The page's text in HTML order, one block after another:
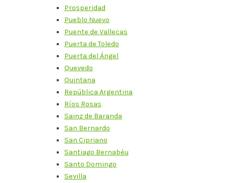
Prosperidad
Pueblo Nuevo
Puente de Vallecas
Puerta de Toledo
Puerta del Ángel
Quevedo
Quintana
República Argentina
Ríos Rosas
Sainz de Baranda
San Bernardo
San Cipriano
Santiago Bernabéu
Santo Domingo
Sevilla